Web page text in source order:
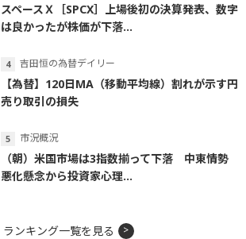
スペースＸ［SPCX］上場後初の決算発表、数字
は良かったが株価が下落...
吉田恒の為替デイリー
【為替】120日MA（移動平均線）割れが示す円
売り取引の損失
市況概況
（朝）米国市場は3指数揃って下落 中東情勢
悪化懸念から投資家心理...
ランキング一覧を見る